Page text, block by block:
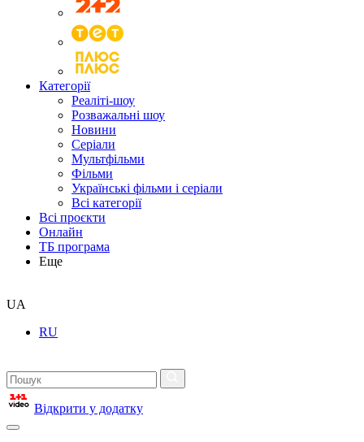
Категорії
Реаліті-шоу
Розважальні шоу
Новини
Серіали
Мультфільми
Фільми
Українські фільми і серіали
Всі категорії
Всі проєкти
Онлайн
ТБ програма
Еще
UA
RU
Відкрити у додатку